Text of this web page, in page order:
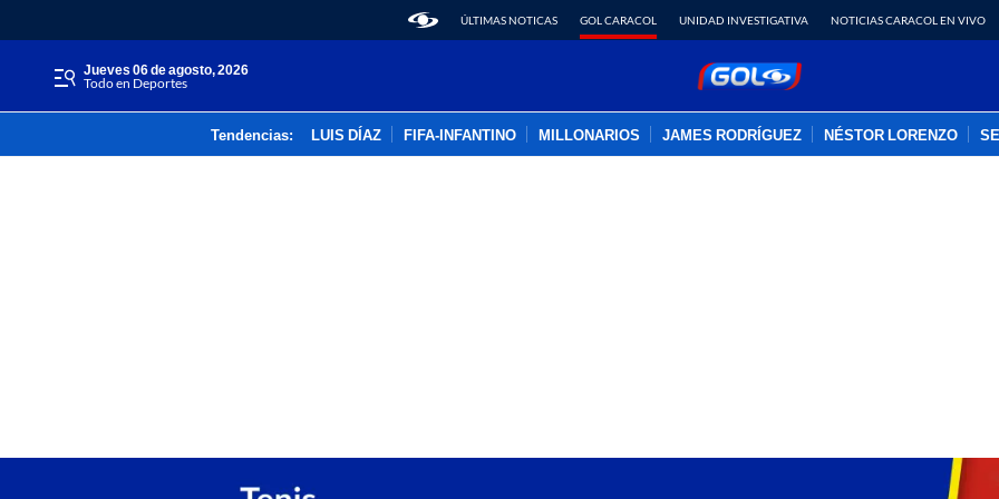
ÚLTIMAS NOTICAS GOL CARACOL UNIDAD INVESTIGATIVA NOTICIAS CARACOL EN VIVO
jueves 06 de agosto, 2026
Todo en Deportes
Tendencias: LUIS DÍAZ FIFA-INFANTINO MILLONARIOS JAMES RODRÍGUEZ NÉSTOR LORENZO